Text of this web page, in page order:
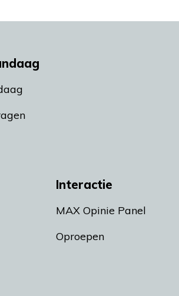
Interactie
MAX Opinie Panel
Oproepen